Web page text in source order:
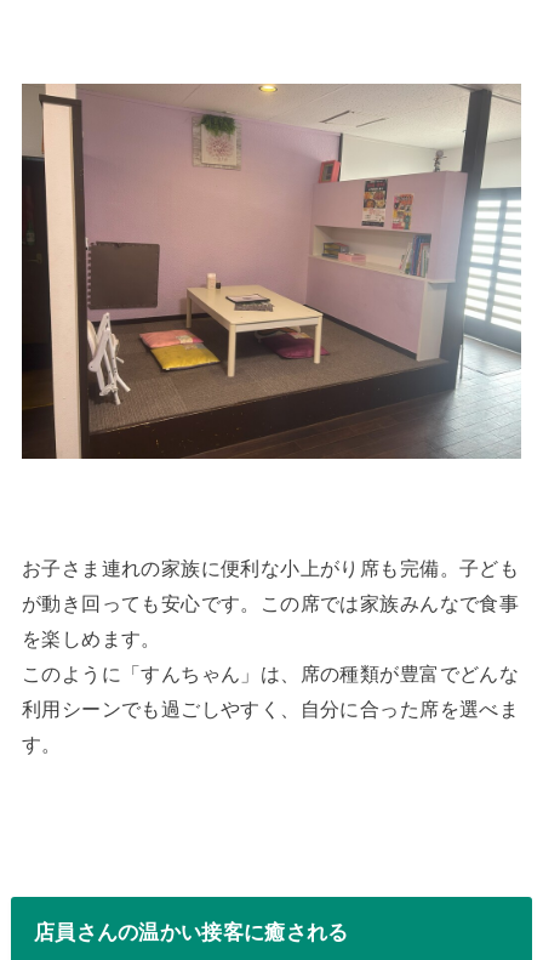
お子さま連れの家族に便利な小上がり席も完備。子ども
が動き回っても安心です。この席では家族みんなで食事
を楽しめます。
このように「すんちゃん」は、席の種類が豊富でどんな
利用シーンでも過ごしやすく、自分に合った席を選べま
す。
店員さんの温かい接客に癒される